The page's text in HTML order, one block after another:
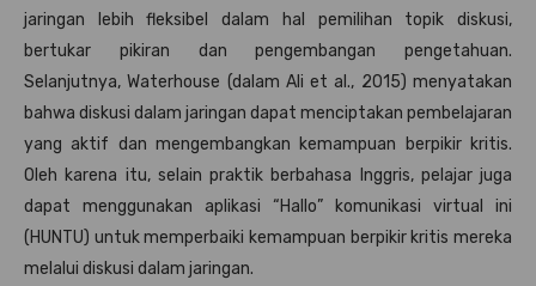
jaringan lebih fleksibel dalam hal pemilihan topik diskusi,
bertukar pikiran dan pengembangan pengetahuan.
Selanjutnya, Waterhouse (dalam Ali et al., 2015) menyatakan
bahwa diskusi dalam jaringan dapat menciptakan pembelajaran
yang aktif dan mengembangkan kemampuan berpikir kritis.
Oleh karena itu, selain praktik berbahasa Inggris, pelajar juga
dapat menggunakan aplikasi “Hallo” komunikasi virtual ini
(HUNTU) untuk memperbaiki kemampuan berpikir kritis mereka
melalui diskusi dalam jaringan.